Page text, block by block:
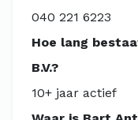
040 221 6223
Hoe lang
B.V.?
10+ jaar actief